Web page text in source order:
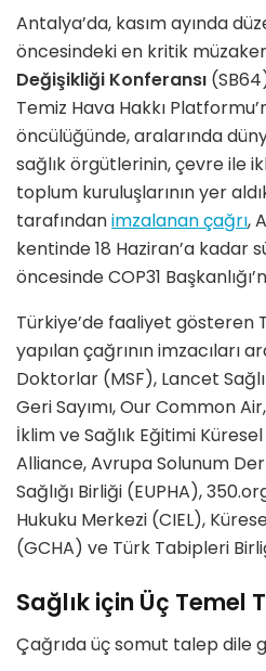
Antalya’da, kasım ayında
öncesindeki en kritik
Değişikliği Konferansı
Temiz Hava Hakkı
öncülüğünde, aralarında
sağlık örgütlerinin, çevre ile
toplum kuruluşlarının yer
tarafındanimzalanan çağrı,
kentinde 18 Haziran’a kadar
öncesinde COP31
Türkiye’de faaliyet gösteren
yapılan çağrının imzacıları
Doktorlar (MSF), Lancet
Geri Sayımı, Our Common
İklim ve Sağlık Eğitimi
Alliance, Avrupa Solunum
Sağlığı Birliği (EUPHA),
Hukuku Merkezi (CIEL),
(GCHA) ve Türk Tabipleri
Sağlık için Üç Temel
Çağrıda üç somut talep dile